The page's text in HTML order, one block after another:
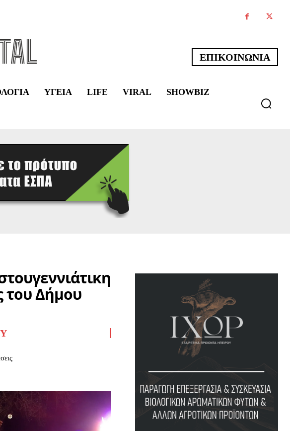
ΕΠΙΚΟΙΝΩΝΙΑ
ΥΓΕΊΑ LIFE VIRAL SHOWBIZ
του Δήμου